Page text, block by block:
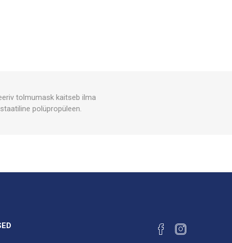
tolmumask kaitseb ilma
polüpropüleen.